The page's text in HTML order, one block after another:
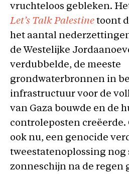
vruchteloos gebleken.
Let’s Talk Palestine toont
het aantal
de Westelijke
verdubbelde, de meeste
grondwaterbronnen in
infrastructuur voor de
van Gaza bouwde en de
controleposten
ook nu, een genocide
tweestatenoplossing nog
zonneschijn na de regen